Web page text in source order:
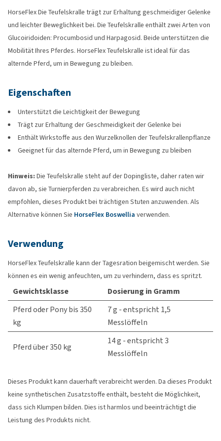
HorseFlex Die Teufelskralle trägt zur Erhaltung geschmeidiger Gelenke
und leichter Beweglichkeit bei. Die Teufelskralle enthält zwei Arten von
Glucoiridoiden: Procumbosid und Harpagosid. Beide unterstützen die
Mobilität Ihres Pferdes. HorseFlex Teufelskralle ist ideal für das
alternde Pferd, um in Bewegung zu bleiben.
Eigenschaften
Unterstützt die Leichtigkeit der Bewegung
Trägt zur Erhaltung der Geschmeidigkeit der Gelenke bei
Enthält Wirkstoffe aus den Wurzelknollen der Teufelskrallenpflanze
Geeignet für das alternde Pferd, um in Bewegung zu bleiben
Hinweis: Die Teufelskralle steht auf der Dopingliste, daher raten wir
davon ab, sie Turnierpferden zu verabreichen. Es wird auch nicht
empfohlen, dieses Produkt bei trächtigen Stuten anzuwenden. Als
Alternative können Sie HorseFlex Boswellia verwenden.
Verwendung
HorseFlex Teufelskralle kann der Tagesration beigemischt werden. Sie
können es ein wenig anfeuchten, um zu verhindern, dass es spritzt.
Gewichtsklasse
Dosierung in Gramm
Pferd oder Pony bis 350
kg
7 g - entspricht 1,5
Messlöffeln
Pferd über 350 kg
14 g - entspricht 3
Messlöffeln
Dieses Produkt kann dauerhaft verabreicht werden. Da dieses Produkt
keine synthetischen Zusatzstoffe enthält, besteht die Möglichkeit,
dass sich Klumpen bilden. Dies ist harmlos und beeinträchtigt die
Leistung des Produkts nicht.